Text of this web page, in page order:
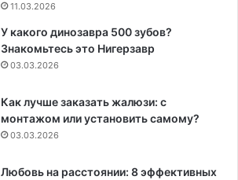
11.03.2026
У какого динозавра 500 зубов?
Знакомьтесь это Нигерзавр
03.03.2026
Как лучше заказать жалюзи: с
монтажом или установить самому?
03.03.2026
Любовь на расстоянии: 8 эффективных